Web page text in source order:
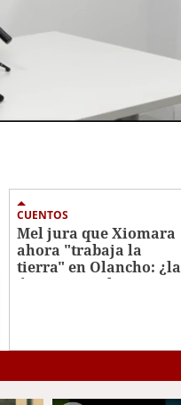
CUENTOS
Mel jura que Xiomara
ahora "trabaja la
tierra" en Olancho: ¿la
única agricultora que